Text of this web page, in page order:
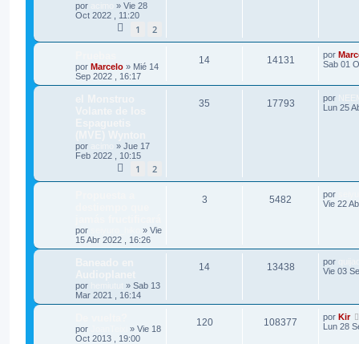
por » Vie 28
Oct 2022 , 11:20
1 2
por Marcelo » Mié 14
Sep 2022 , 16:17
14 14131 por
Sab 01
por » Jue 17
Feb 2022 , 10:15
1 2
35 17793 por
Lun 25
por » Vie
15 Abr 2022 , 16:26
3 5482 por
Vie 22
por » Sab 13
Mar 2021 , 16:14
14 13438 por
Vie 03
por » Vie 18
Oct 2013 , 19:00
120 108377 por Kir
Lun 28